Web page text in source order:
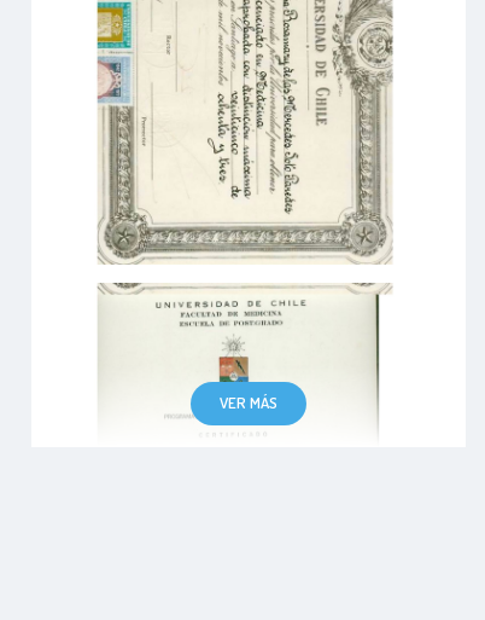
VER MÁS